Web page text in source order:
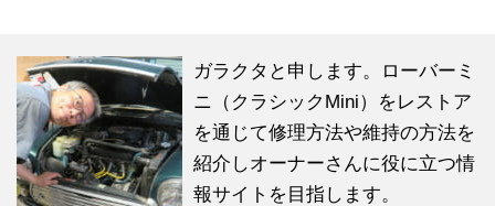
ガラクタと申します。ローバーミ
ニ（クラシックMini）をレストア
を通じて修理方法や維持の方法を
紹介しオーナーさんに役に立つ情
報サイトを目指します。